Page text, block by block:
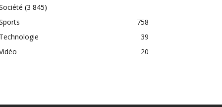
(3 845)
758
Technologie
39
20